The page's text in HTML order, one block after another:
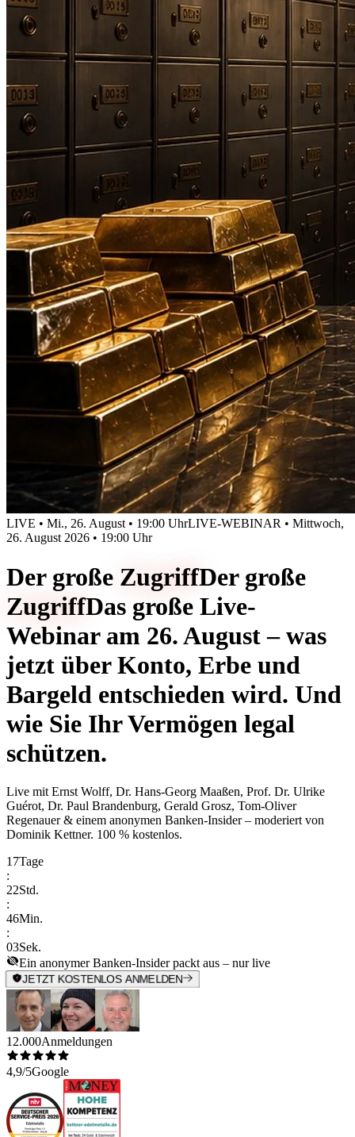
LIVE • Mi., 26. August • 19:00 UhrLIVE-WEBINAR • Mittwoch,
26. August 2026 • 19:00 Uhr
Der große ZugriffDer große
ZugriffDas große Live-
Webinar am 26. August – was
jetzt über Konto, Erbe und
Bargeld entschieden wird. Und
wie Sie Ihr Vermögen legal
schützen.
Live mit Ernst Wolff, Dr. Hans-Georg Maaßen, Prof. Dr. Ulrike
Guérot, Dr. Paul Brandenburg, Gerald Grosz, Tom-Oliver
Regenauer & einem anonymen Banken-Insider– moderiert von
Dominik Kettner. 100 % kostenlos.
17Tage
:
22Std.
:
46Min.
:
03Sek.
Ein anonymer Banken-Insider packt aus – nur live
JETZT KOSTENLOS ANMELDEN
12.000Anmeldungen
4,9/5Google